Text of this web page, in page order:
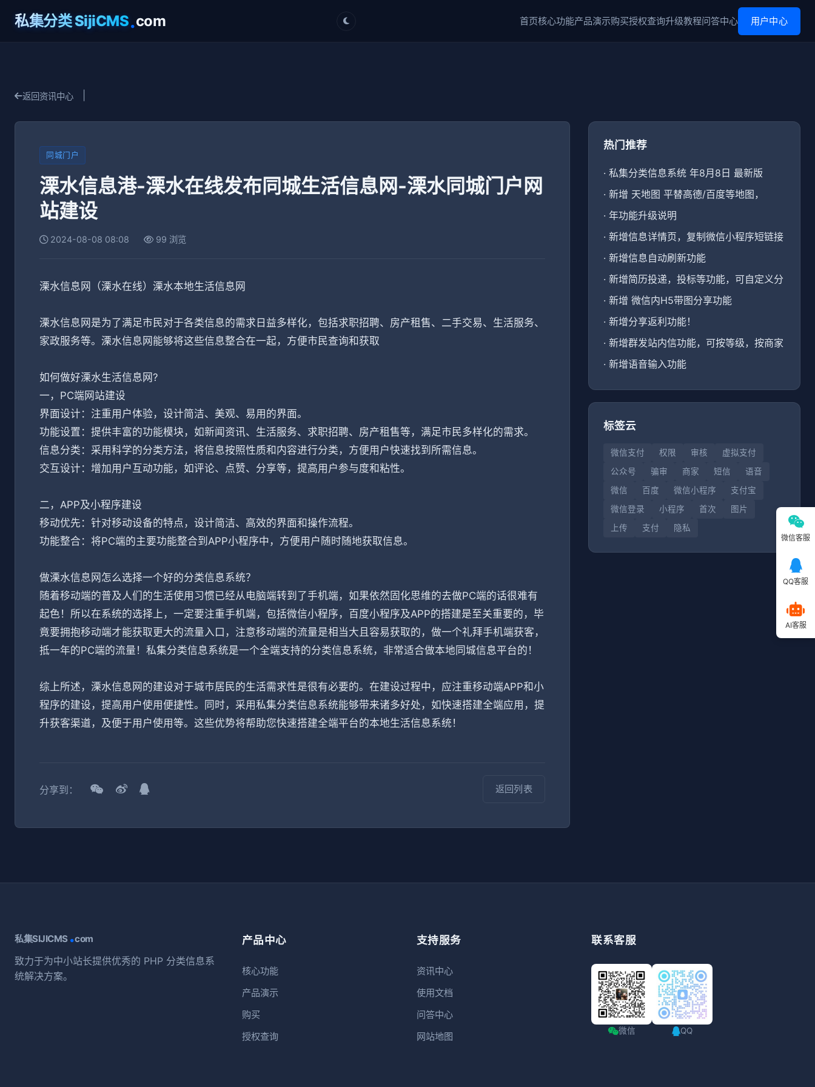
私集分类 SijiCMS.com 首页核心功能产品演示购买授权查询升级教程问答中心 用户中心
返回资讯中心
同城门户
溧水信息港-溧水在线发布同城生活信息网-溧水同城门户网
站建设
2024-08-08 08:08 99 浏览
溧水信息网（溧水在线）溧水本地生活信息网
溧水信息网是为了满足市民对于各类信息的需求日益多样化，包括求职招聘、房产租售、二手交易、生活服务、
家政服务等。溧水信息网能够将这些信息整合在一起，方便市民查询和获取
如何做好溧水生活信息网?
一，PC端网站建设
界面设计：注重用户体验，设计简洁、美观、易用的界面。
功能设置：提供丰富的功能模块，如新闻资讯、生活服务、求职招聘、房产租售等，满足市民多样化的需求。
信息分类：采用科学的分类方法，将信息按照性质和内容进行分类，方便用户快速找到所需信息。
交互设计：增加用户互动功能，如评论、点赞、分享等，提高用户参与度和粘性。
二，APP及小程序建设
移动优先：针对移动设备的特点，设计简洁、高效的界面和操作流程。
功能整合：将PC端的主要功能整合到APP小程序中，方便用户随时随地获取信息。
做溧水信息网怎么选择一个好的分类信息系统？
随着移动端的普及人们的生活使用习惯已经从电脑端转到了手机端，如果依然固化思维的去做PC端的话很难有
起色！所以在系统的选择上，一定要注重手机端，包括微信小程序，百度小程序及APP的搭建是至关重要的，毕
竟要拥抱移动端才能获取更大的流量入口，注意移动端的流量是相当大且容易获取的，做一个礼拜手机端获客，
抵一年的PC端的流量！私集分类信息系统是一个全端支持的分类信息系统，非常适合做本地同城信息平台的！
综上所述，溧水信息网的建设对于城市居民的生活需求性是很有必要的。在建设过程中，应注重移动端APP和小
程序的建设，提高用户使用便捷性。同时，采用私集分类信息系统能够带来诸多好处，如快速搭建全端应用，提
升获客渠道，及便于用户使用等。这些优势将帮助您快速搭建全端平台的本地生活信息系统！
分享到： 返回列表
热门推荐
· 私集分类信息系统 年8月8日 最新版
· 新增 天地图 平替高德/百度等地图，
· 年功能升级说明
· 新增信息详情页，复制微信小程序短链接
· 新增信息自动刷新功能
· 新增简历投递，投标等功能，可自定义分
· 新增 微信内H5带图分享功能
· 新增分享返利功能！
· 新增群发站内信功能，可按等级，按商家
· 新增语音输入功能
标签云
微信支付 权限 审核
虚拟支付
公众号
骗审 商家 短信
语音
微信
百度 微信小程序
支付宝
微信登录
小程序 首次
图片
上传
支付 隐私
私集SIJICMS .com
致力于为中小站长提供优秀的 PHP 分类信息系
统解决方案。
产品中心
核心功能
产品演示
购买
授权查询
支持服务
资讯中心
使用文档
问答中心
网站地图
联系客服
微信 QQ
微信客服
QQ客服
AI客服